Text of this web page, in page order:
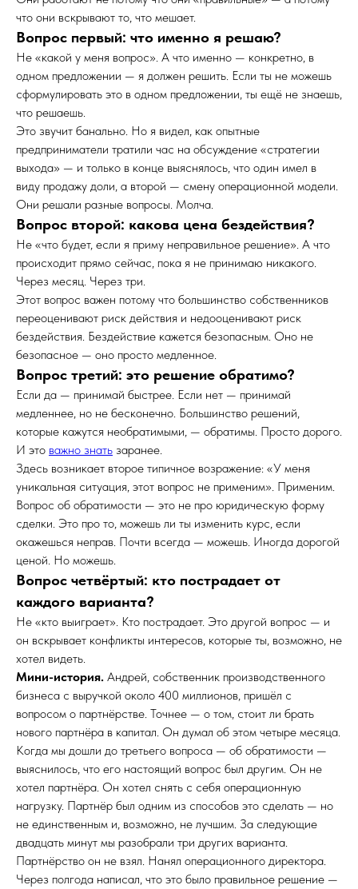
что они вскрывают то, что мешает.
Вопрос первый: что именно я решаю?
Не «какой у меня вопрос». А что именно — конкретно, в
одном предложении — я должен решить. Если ты не можешь
сформулировать это в одном предложении, ты ещё не знаешь,
что решаешь.
Это звучит банально. Но я видел, как опытные
предприниматели тратили час на обсуждение «стратегии
выхода» — и только в конце выяснялось, что один имел в
виду продажу доли, а второй — смену операционной модели.
Они решали разные вопросы. Молча.
Вопрос второй: какова цена бездействия?
Не «что будет, если я приму неправильное решение». А что
происходит прямо сейчас, пока я не принимаю никакого.
Через месяц. Через три.
Этот вопрос важен потому что большинство собственников
переоценивают риск действия и недооценивают риск
бездействия. Бездействие кажется безопасным. Оно не
безопасное — оно просто медленное.
Вопрос третий: это решение обратимо?
Если да — принимай быстрее. Если нет — принимай
медленнее, но не бесконечно. Большинство решений,
которые кажутся необратимыми, — обратимы. Просто дорого.
И это важно знать заранее.
Здесь возникает второе типичное возражение: «У меня
уникальная ситуация, этот вопрос не применим». Применим.
Вопрос об обратимости — это не про юридическую форму
сделки. Это про то, можешь ли ты изменить курс, если
окажешься неправ. Почти всегда — можешь. Иногда дорогой
ценой. Но можешь.
Вопрос четвёртый: кто пострадает от
каждого варианта?
Не «кто выиграет». Кто пострадает. Это другой вопрос — и
он вскрывает конфликты интересов, которые ты, возможно, не
хотел видеть.
Мини-история. Андрей, собственник производственного
бизнеса с выручкой около 400 миллионов, пришёл с
вопросом о партнёрстве. Точнее — о том, стоит ли брать
нового партнёра в капитал. Он думал об этом четыре месяца.
Когда мы дошли до третьего вопроса — об обратимости —
выяснилось, что его настоящий вопрос был другим. Он не
хотел партнёра. Он хотел снять с себя операционную
нагрузку. Партнёр был одним из способов это сделать — но
не единственным и, возможно, не лучшим. За следующие
двадцать минут мы разобрали три других варианта.
Партнёрство он не взял. Нанял операционного директора.
Через полгода написал, что это было правильное решение —